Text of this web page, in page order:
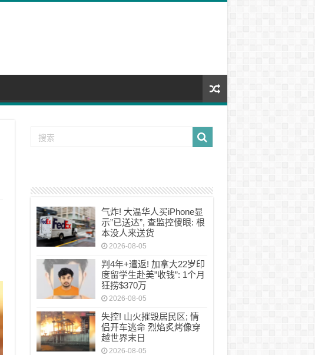
气炸! 大温华人买iPhone显
示”已送达”, 查监控傻眼: 根
本没人来送货
2026-08-05
判4年+遣返! 加拿大22岁印
度留学生赴美”收钱”: 1个月
狂捞$370万
2026-08-05
失控! 山火摧毁居民区; 情
侣开车逃命 烈焰炙烤像穿
越世界末日
2026-08-05